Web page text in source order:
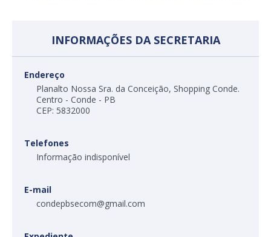
INFORMAÇÕES DA SECRETARIA
Endereço
Planalto Nossa Sra. da Conceição, Shopping Conde.
Centro - Conde - PB
CEP: 5832000
Telefones
Informação indisponível
E-mail
condepbsecom@gmail.com